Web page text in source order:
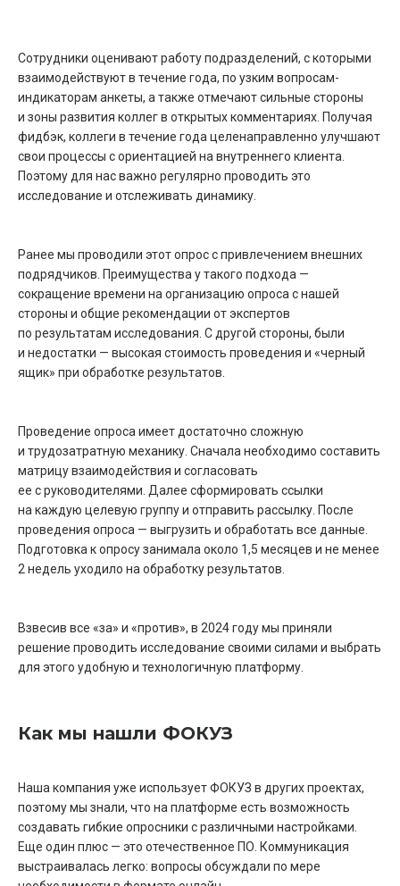
Сотрудники оценивают работу подразделений, с которыми
взаимодействуют в течение года, по узким вопросам-
индикаторам анкеты, а также отмечают сильные стороны
и зоны развития коллег в открытых комментариях. Получая
фидбэк, коллеги в течение года целенаправленно улучшают
свои процессы с ориентацией на внутреннего клиента.
Поэтому для нас важно регулярно проводить это
исследование и отслеживать динамику.
Ранее мы проводили этот опрос с привлечением внешних
подрядчиков. Преимущества у такого подхода —
сокращение времени на организацию опроса с нашей
стороны и общие рекомендации от экспертов
по результатам исследования. С другой стороны, были
и недостатки — высокая стоимость проведения и «черный
ящик» при обработке результатов.
Проведение опроса имеет достаточно сложную
и трудозатратную механику. Сначала необходимо составить
матрицу взаимодействия и согласовать
ее с руководителями. Далее сформировать ссылки
на каждую целевую группу и отправить рассылку. После
проведения опроса — выгрузить и обработать все данные.
Подготовка к опросу занимала около 1,5 месяцев и не менее
2 недель уходило на обработку результатов.
Взвесив все «за» и «против», в 2024 году мы приняли
решение проводить исследование своими силами и выбрать
для этого удобную и технологичную платформу.
Как мы нашли ФОКУЗ
Наша компания уже использует ФОКУЗ в других проектах,
поэтому мы знали, что на платформе есть возможность
создавать гибкие опросники с различными настройками.
Еще один плюс — это отечественное ПО. Коммуникация
выстраивалась легко: вопросы обсуждали по мере